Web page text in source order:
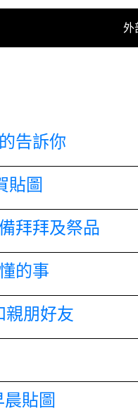
部
告訴你
貼圖
拜拜及祭品
的事
親朋好友
貼圖